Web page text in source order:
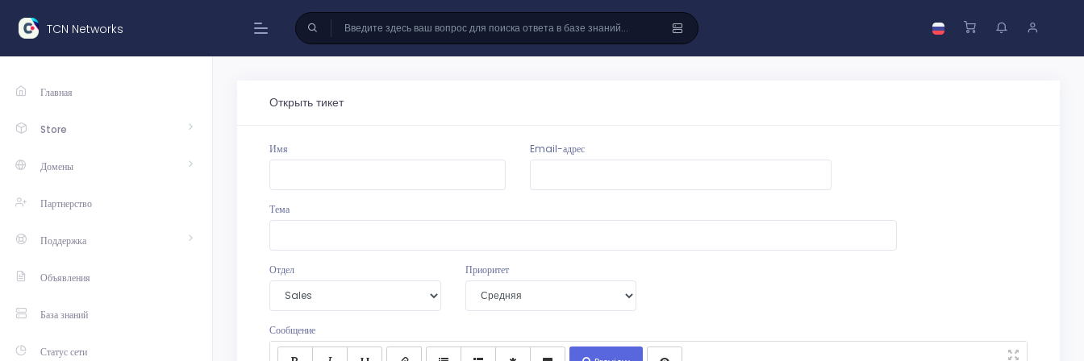
TCN Networks
Главная
Store
Домены
Партнерство
Поддержка
Объявления
База знаний
Статус сети
Открыть тикет
Имя Email-адрес
Тема
Отдел Приоритет
Сообщение